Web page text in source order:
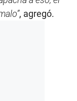
, agregó.